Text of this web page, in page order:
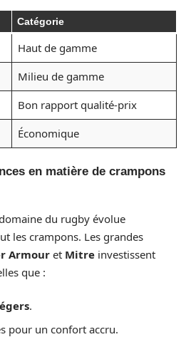
Catégorie
Haut de gamme
Milieu de gamme
Bon rapport qualité-prix
Économique
en matière de crampons
du rugby évolue
les crampons. Les grandes
Armour et Mitre investissent
que :
.
pour un confort accru.